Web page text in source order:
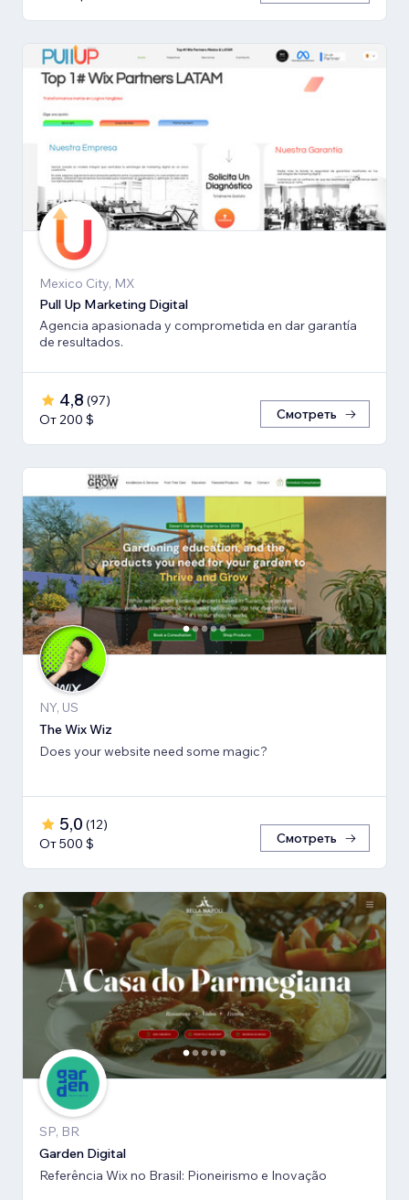
Mexico City, MX
Pull Up Marketing Digital
Agencia apasionada y comprometida en dar garantía
de resultados.
4,8 (97)
От 200 $
Смотреть
NY, US
The Wix Wiz
Does your website need some magic?
5,0 (12)
От 500 $
Смотреть
SP, BR
Garden Digital
Referência Wix no Brasil: Pioneirismo e Inovação